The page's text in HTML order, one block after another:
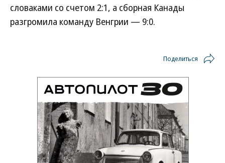
словаками со счетом 2:1, а сборная Канады
разгромила команду Венгрии — 9:0.
Поделиться